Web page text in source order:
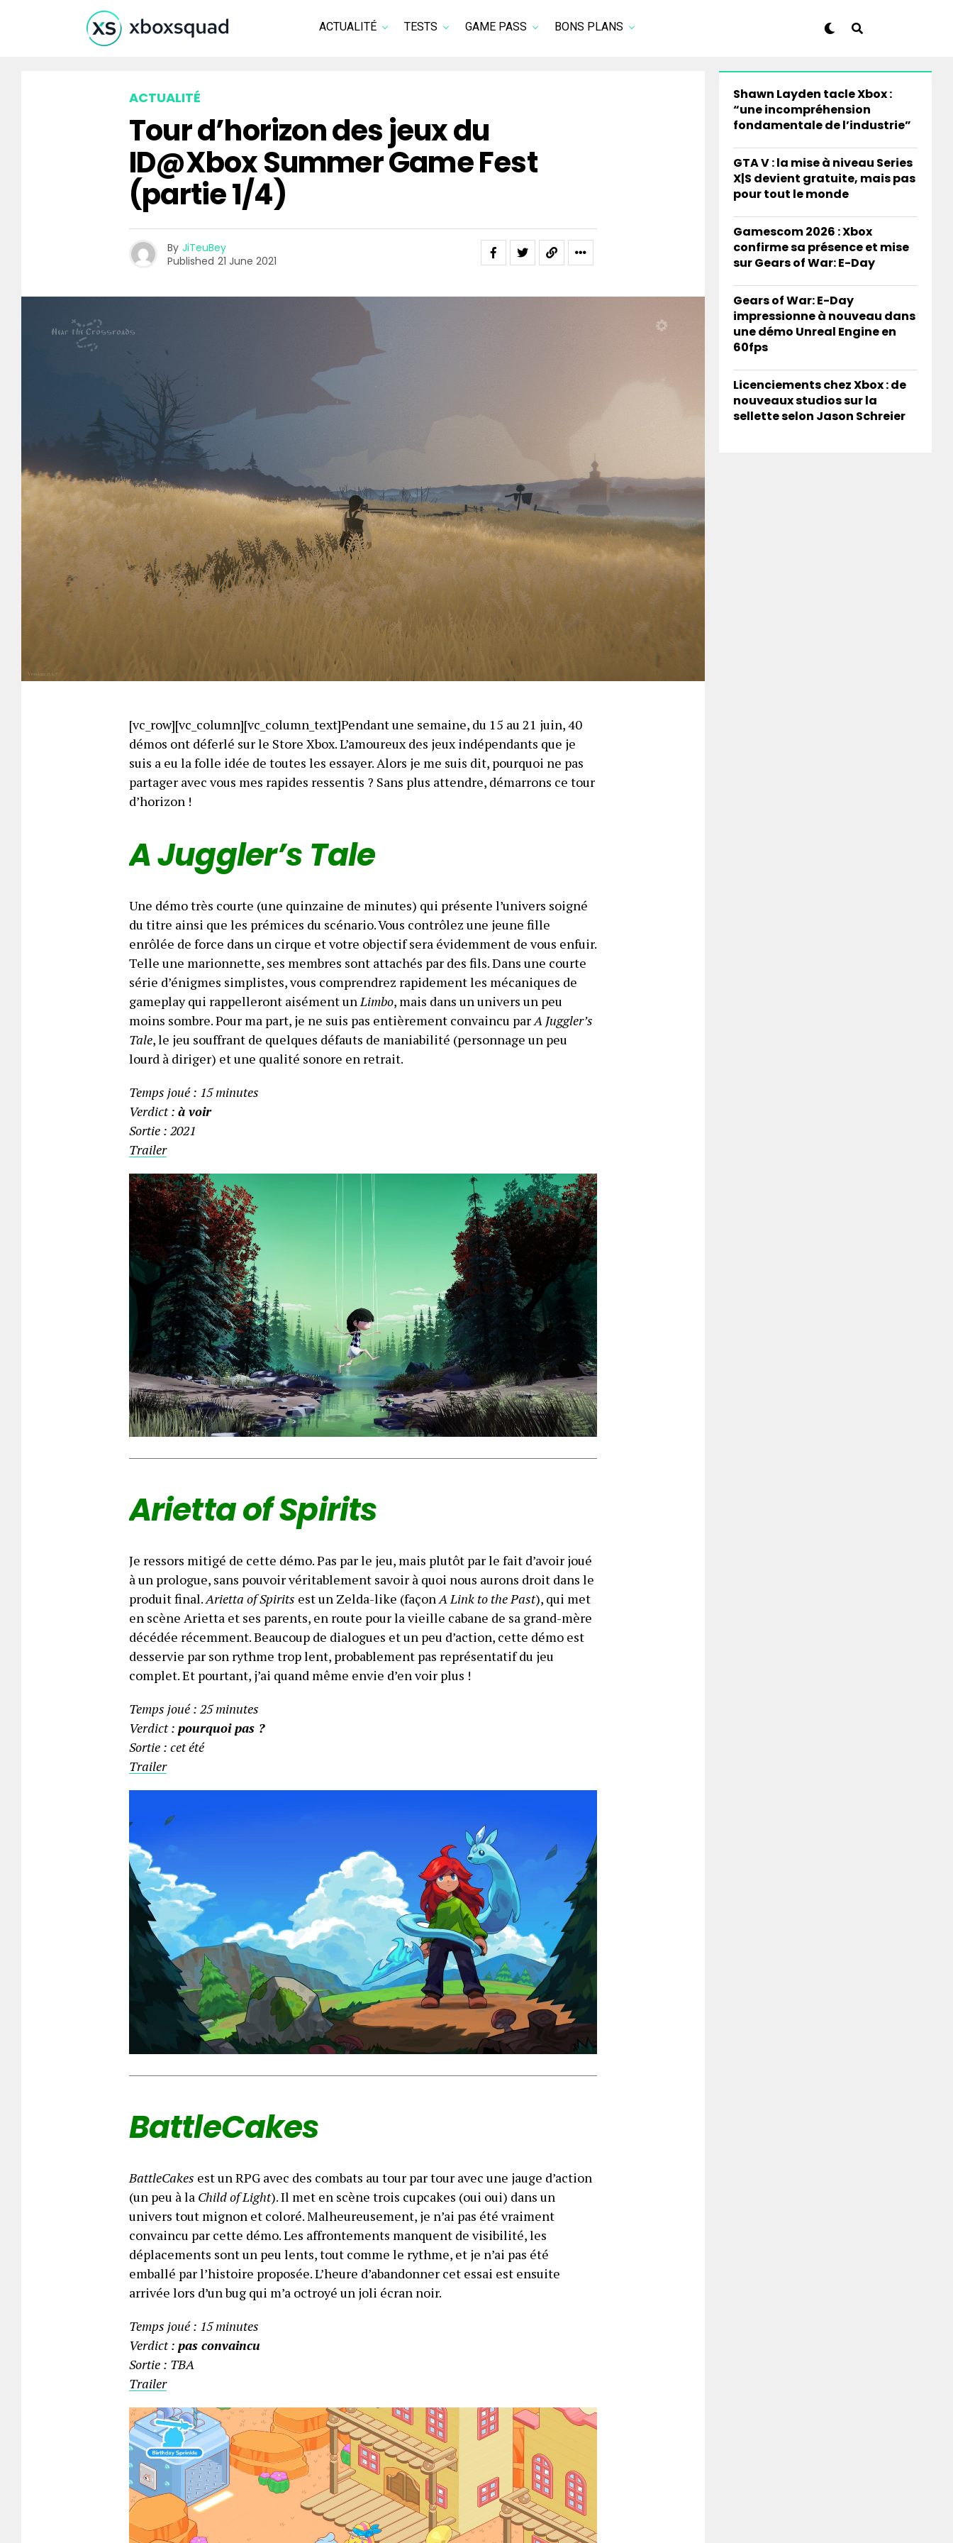
ACTUALITÉ TESTS GAME PASS BONS PLANS
ACTUALITÉ
Tour d’horizon des jeux du
ID@Xbox Summer Game Fest
(partie 1/4)
By JiTeuBey
Published 21 June 2021
[vc_row][vc_column][vc_column_text]Pendant une semaine, du 15 au 21 juin, 40
démos ont déferlé sur le Store Xbox. L’amoureux des jeux indépendants que je
suis a eu la folle idée de toutes les essayer. Alors je me suis dit, pourquoi ne pas
partager avec vous mes rapides ressentis ? Sans plus attendre, démarrons ce tour
d’horizon !
A Juggler’s Tale
Une démo très courte (une quinzaine de minutes) qui présente l’univers soigné
du titre ainsi que les prémices du scénario. Vous contrôlez une jeune fille
enrôlée de force dans un cirque et votre objectif sera évidemment de vous enfuir.
Telle une marionnette, ses membres sont attachés par des fils. Dans une courte
série d’énigmes simplistes, vous comprendrez rapidement les mécaniques de
gameplay qui rappelleront aisément unLimbo, mais dans un univers un peu
moins sombre. Pour ma part, je ne suis pas entièrement convaincu parA Juggler’s
Tale, le jeu souffrant de quelques défauts de maniabilité (personnage un peu
lourd à diriger) et une qualité sonore en retrait.
Temps joué : 15 minutes
Verdict : à voir
Sortie : 2021
Trailer
Arietta of Spirits
Je ressors mitigé de cette démo. Pas par le jeu, mais plutôt par le fait d’avoir joué
à un prologue, sans pouvoir véritablement savoir à quoi nous aurons droit dans le
produit final.Arietta of Spirits est un Zelda-like (façonA Link to the Past), qui met
en scène Arietta et ses parents, en route pour la vieille cabane de sa grand-mère
décédée récemment. Beaucoup de dialogues et un peu d’action, cette démo est
desservie par son rythme trop lent, probablement pas représentatif du jeu
complet. Et pourtant, j’ai quand même envie d’en voir plus !
Temps joué : 25 minutes
Verdict : pourquoi pas ?
Sortie : cet été
Trailer
BattleCakes
BattleCakes est un RPG avec des combats au tour par tour avec une jauge d’action
(un peu à la Child of Light). Il met en scène trois cupcakes (oui oui) dans un
univers tout mignon et coloré. Malheureusement, je n’ai pas été vraiment
convaincu par cette démo. Les affrontements manquent de visibilité, les
déplacements sont un peu lents, tout comme le rythme, et je n’ai pas été
emballé par l’histoire proposée. L’heure d’abandonner cet essai est ensuite
arrivée lors d’un bug qui m’a octroyé un joli écran noir.
Temps joué : 15 minutes
Verdict : pas convaincu
Sortie : TBA
Trailer
Shawn Layden tacle Xbox :
“une incompréhension
fondamentale de l’industrie”
GTA V : la mise à niveau Series
X|S devient gratuite, mais pas
pour tout le monde
Gamescom 2026 : Xbox
confirme sa présence et mise
sur Gears of War: E-Day
Gears of War: E-Day
impressionne à nouveau dans
une démo Unreal Engine en
60fps
Licenciements chez Xbox : de
nouveaux studios sur la
sellette selon Jason Schreier